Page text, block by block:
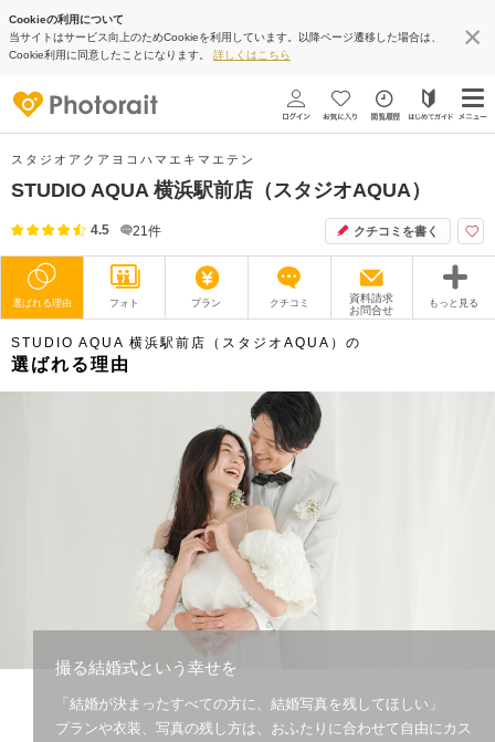
Cookieの利用について
当サイトはサービス向上のためCookieを利用しています。以降ページ遷移した場合は、
Cookie利用に同意したことになります。 詳しくはこちら
スタジオアクアヨコハマエキマエテン
STUDIO AQUA 横浜駅前店（スタジオAQUA）
4.5 21 件 クチコミを書く
選ばれる理由 フォト プラン クチコミ
資料請求
お問合せ
もっと見る
撮影レポート フォトグラファー
ブログ
STUDIO AQUA 横浜駅前店（スタジオAQUA）の
選ばれる理由
撮る結婚式という幸せを
「結婚が決まったすべての方に、結婚写真を残してほしい」
プランや衣装、写真の残し方は、おふたりに合わせて自由にカス